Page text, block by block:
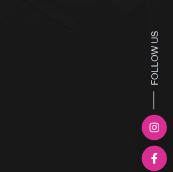
FOLLOW US